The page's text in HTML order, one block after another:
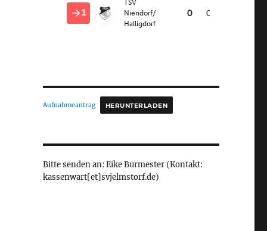
Aufnahmeantrag HERUNTERLADEN
Bitte senden an: Eike Burmester (Kontakt:
kassenwart[et]svjelmstorf.de)